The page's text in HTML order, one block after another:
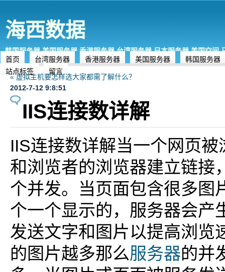
海西数据
韩国服务器,美国服务器,香港服务器,台湾服务器,日本服务器,美国空间
首页
台湾服务器 香港服务器 美国服务器
韩国服务器
站点标签
留言
« 虚拟主机要怎样选大家都需了解什么？
2012-7-12 9:8:51
IIS连接数详解
IIS连接数详解当一个网页
和浏览者的浏览器建立链接
个并发。当页面包含很多图
个一个显示的，服务器会产
发送文字和图片以提高浏览
的图片越多那么服务器的并